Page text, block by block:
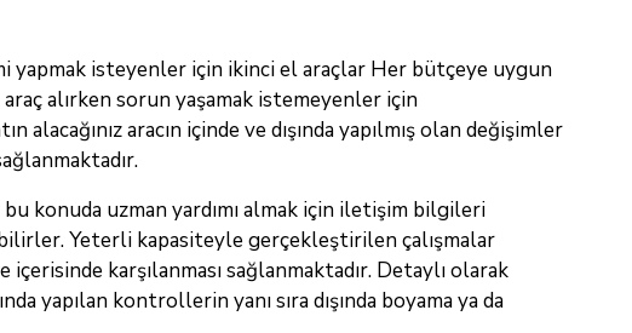
yapmak isteyenler için ikinci el araçlar Her bütçeye uygun
alırken sorun yaşamak istemeyenler için
aracın içinde ve dışında yapılmış olan değişimler
konuda uzman yardımı almak için iletişim bilgileri
Yeterli kapasiteyle gerçekleştirilen çalışmalar
karşılanması sağlanmaktadır. Detaylı olarak
yapılan kontrollerin yanı sıra dışında boyama ya da